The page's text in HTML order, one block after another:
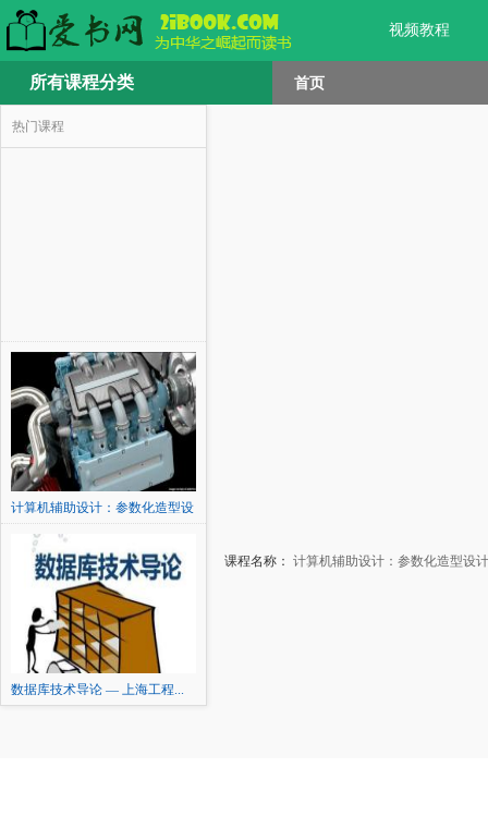
视频教程
所有课程分类 首页
热门课程
计算机辅助设计：参数化造型设
数据库技术导论 — 上海工程...
课程名称： 计算机辅助设计：参数化造型设